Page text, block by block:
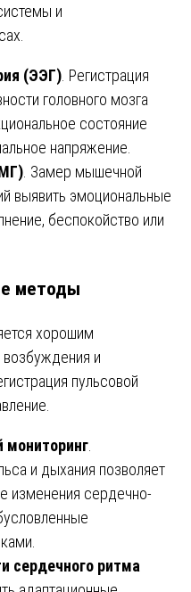
и
(ЭЭГ) . Регистрация
головного мозга
состояние
напряжение.
. Замер мышечной
выявить эмоциональные
беспокойство или
методы
хорошим
возбуждения и
пульсовой
мониторинг
и дыхания позволяет
изменения сердечно-
сердечного ритма